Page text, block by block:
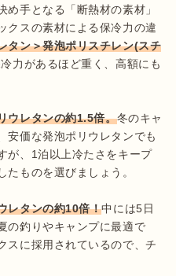
手となる「断熱材の素材」
クスの素材による保冷力の違
タン＞発泡ポリスチレン(スチ
力があるほど重く、高額にも
ウレタンの約1.5倍。冬のキャ
安価な発泡ポリウレタンでも
が、1泊以上冷たさをキープ
たものを選びましょう。
レタンの約10倍！中には5日
の釣りやキャンプに最適で
スに採用されているので、チ